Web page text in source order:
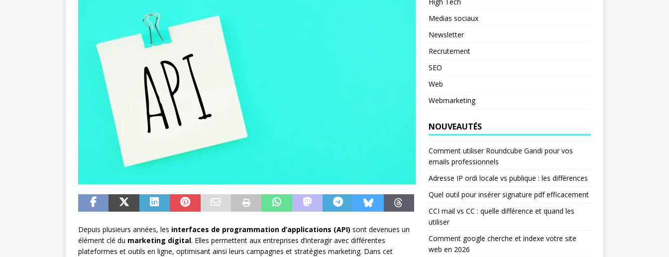
Depuis plusieurs années, les interfaces de programmation d’applications (API) sont devenues un
élément clé du marketing digital. Elles permettent aux entreprises d’interagir avec différentes
plateformes et outils en ligne, optimisant ainsi leurs campagnes et stratégies marketing. Dans cet
Medias sociaux
Newsletter
Recrutement
SEO
Web
Webmarketing
NOUVEAUTÉS
Comment utiliser Roundcube Gandi pour vos
emails professionnels
Adresse IP ordi locale vs publique : les différences
Quel outil pour insérer signature pdf efficacement
CCI mail vs CC : quelle différence et quand les
utiliser
Comment google cherche et indexe votre site
web en 2026